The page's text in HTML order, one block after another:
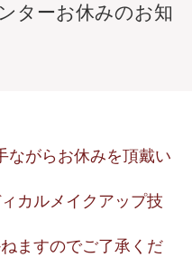
ターお休みのお知
ながらお休みを頂戴い
カルメイクアップ技
ますのでご了承くだ